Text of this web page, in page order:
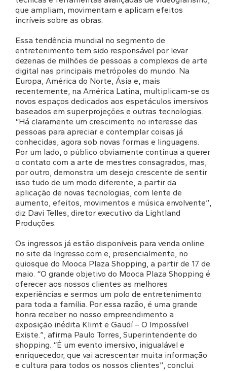
que ampliam, movimentam e aplicam efeitos
incríveis sobre as obras.
Essa tendência mundial no segmento de
entretenimento tem sido responsável por levar
dezenas de milhões de pessoas a complexos de arte
digital nas principais metrópoles do mundo. Na
Europa, América do Norte, Ásia e, mais
recentemente, na América Latina, multiplicam-se os
novos espaços dedicados aos espetáculos imersivos
baseados em superprojeções e outras tecnologias.
“Há claramente um crescimento no interesse das
pessoas para apreciar e contemplar coisas já
conhecidas, agora sob novas formas e linguagens.
Por um lado, o público obviamente continua a querer
o contato com a arte de mestres consagrados, mas,
por outro, demonstra um desejo crescente de sentir
isso tudo de um modo diferente, a partir da
aplicação de novas tecnologias, com lente de
aumento, efeitos, movimentos e música envolvente”,
diz Davi Telles, diretor executivo da Lightland
Produções.
Os ingressos já estão disponíveis para venda online
no site da Ingresso.com e, presencialmente, no
quiosque do Mooca Plaza Shopping, a partir de 17 de
maio. “O grande objetivo do Mooca Plaza Shopping é
oferecer aos nossos clientes as melhores
experiências e sermos um polo de entretenimento
para toda a família. Por essa razão, é uma grande
honra receber no nosso empreendimento a
exposição inédita Klimt e Gaudí – O Impossível
Existe.”, afirma Paulo Torres, Superintendente do
shopping. “É um evento imersivo, inigualável e
enriquecedor, que vai acrescentar muita informação
e cultura para todos os nossos clientes”, conclui.